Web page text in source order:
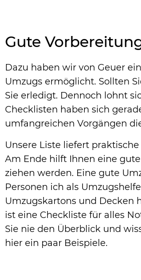
Gute
Dazu haben wir von Geuer
Umzugs ermöglicht. Sollten
Sie erledigt. Dennoch lohnt
Checklisten haben sich
umfangreichen Vorgängen
Unsere Liste liefert
Am Ende hilft Ihnen eine
ziehen werden. Eine gute
Personen ich als
Umzugskartons und Decken
ist eine Checkliste für alles
Sie nie den Überblick und
hier ein paar Beispiele.